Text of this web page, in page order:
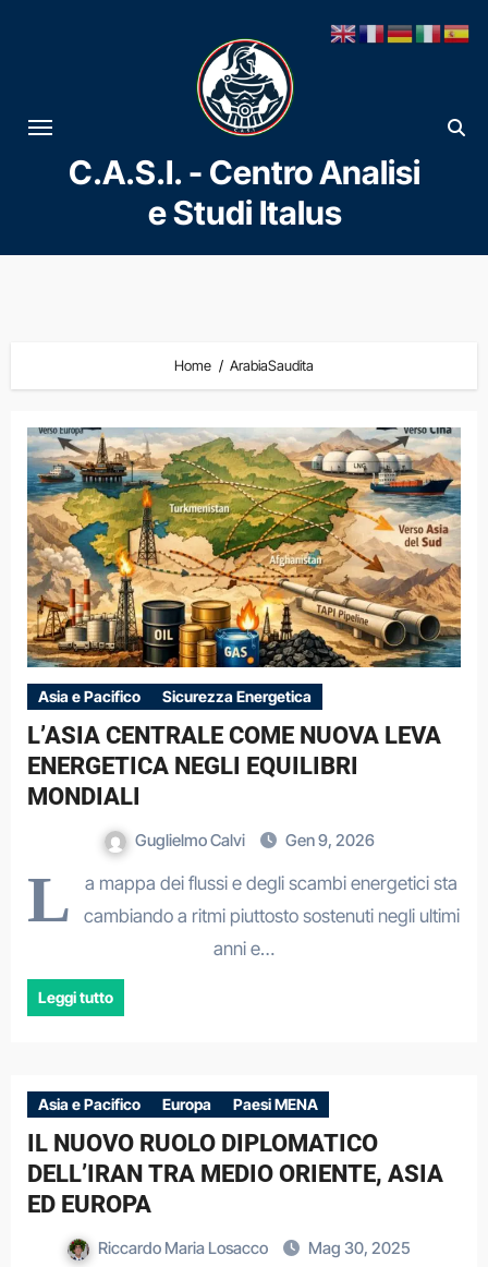
al
contenuto
C.A.S.I. - Centro Analisi
e Studi Italus
Home ArabiaSaudita
Asia e Pacifico Sicurezza Energetica
L’ASIA CENTRALE COME NUOVA LEVA
ENERGETICA NEGLI EQUILIBRI
MONDIALI
Guglielmo Calvi Gen 9, 2026
L
a mappa dei flussi e degli scambi energetici sta
cambiando a ritmi piuttosto sostenuti negli ultimi
anni e…
Leggi tutto
Asia e Pacifico Europa Paesi MENA
IL NUOVO RUOLO DIPLOMATICO
DELL’IRAN TRA MEDIO ORIENTE, ASIA
ED EUROPA
Riccardo Maria Losacco Mag 30, 2025